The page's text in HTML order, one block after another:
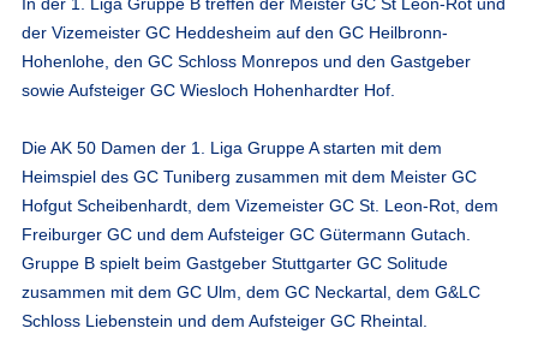
der Vizemeister GC Heddesheim auf den GC Heilbronn-
Hohenlohe, den GC Schloss Monrepos und den Gastgeber
sowie Aufsteiger GC Wiesloch Hohenhardter Hof.
Die AK 50 Damen der 1. Liga Gruppe A starten mit dem
Heimspiel des GC Tuniberg zusammen mit dem Meister GC
Hofgut Scheibenhardt, dem Vizemeister GC St. Leon-Rot, dem
Freiburger GC und dem Aufsteiger GC Gütermann Gutach.
Gruppe B spielt beim Gastgeber Stuttgarter GC Solitude
zusammen mit dem GC Ulm, dem GC Neckartal, dem G&LC
Schloss Liebenstein und dem Aufsteiger GC Rheintal.